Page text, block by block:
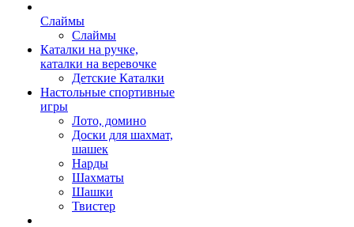
Слаймы
Слаймы
Каталки на ручке,
каталки на веревочке
Детские Каталки
Настольные спортивные
игры
Лото, домино
Доски для шахмат,
шашек
Нарды
Шахматы
Шашки
Твистер